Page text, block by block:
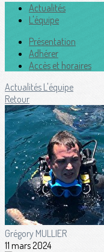
Actualités
L'équipe
Présentation
Adhérer
Accès et horaires
Actualités L'équipe
Retour
Grégory MULLIER
11 mars 2024